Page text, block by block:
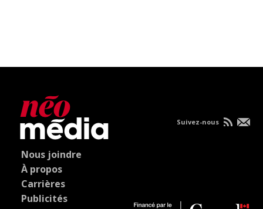
Nous joindre
À propos
Carrières
Publicités
Suivez-nous